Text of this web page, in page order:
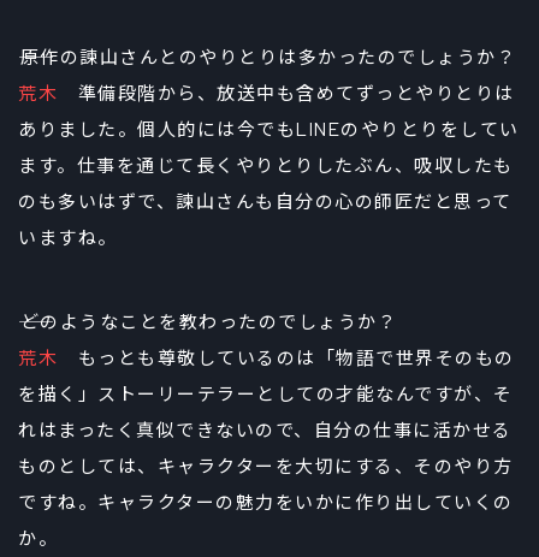
――原作の諫山さんとのやりとりは多かったのでしょうか？
荒木 準備段階から、放送中も含めてずっとやりとりは
ありました。個人的には今でもLINEのやりとりをしてい
ます。仕事を通じて長くやりとりしたぶん、吸収したも
のも多いはずで、諫山さんも自分の心の師匠だと思って
いますね。
――どのようなことを教わったのでしょうか？
荒木 もっとも尊敬しているのは「物語で世界そのもの
を描く」ストーリーテラーとしての才能なんですが、そ
れはまったく真似できないので、自分の仕事に活かせる
ものとしては、キャラクターを大切にする、そのやり方
ですね。キャラクターの魅力をいかに作り出していくの
か。